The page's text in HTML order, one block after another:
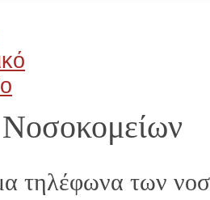
τηλέφωνα των